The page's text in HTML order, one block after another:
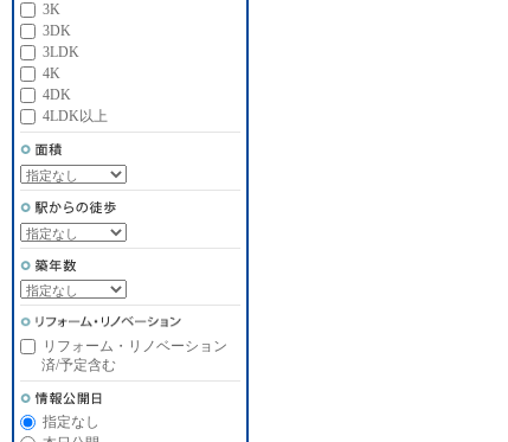
3K
3DK
3LDK
4K
4DK
4LDK以上
リフォーム・リノベーション
済/予定含む
指定なし